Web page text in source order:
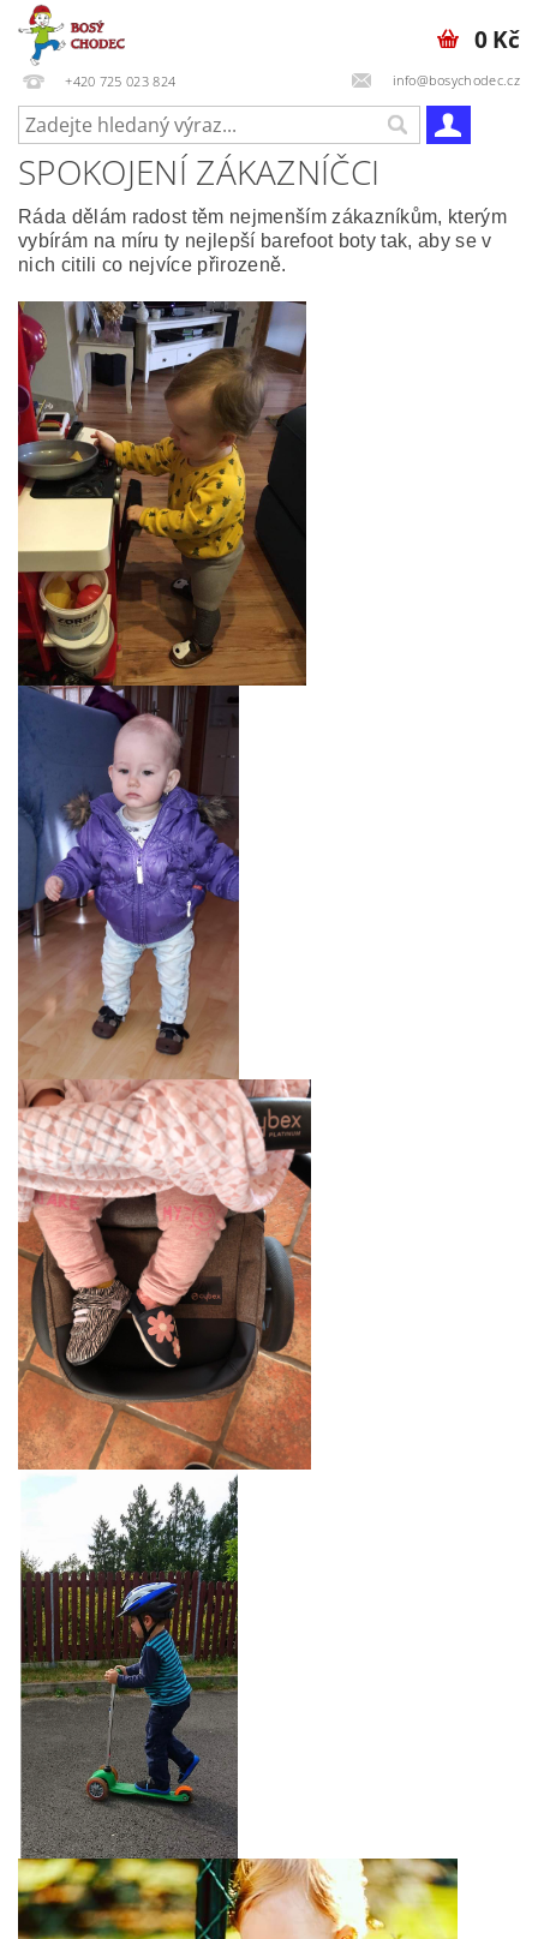
+420 725 023 824 info@bosychodec.cz
0 Kč
SPOKOJENÍ ZÁKAZNÍČCI
Ráda dělám radost těm nejmenším zákazníkům, kterým
vybírám na míru ty nejlepší barefoot boty tak, aby se v
nich citili co nejvíce přirozeně.